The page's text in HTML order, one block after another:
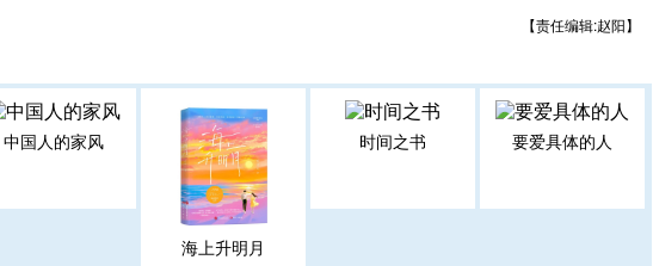
【责任编辑:赵阳】
中国人的家风
海上升明月
时间之书 要爱具体的人